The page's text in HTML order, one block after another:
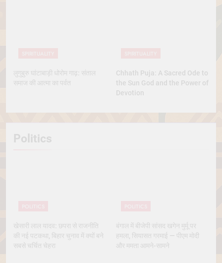
लुगुबुरु घांटाबाड़ी धोरोम गाढ़: संताल
समाज की आत्मा का पर्वत
Chhath Puja: A Sacred Ode to
the Sun God and the Power of
Devotion
Politics
खेसारी लाल यादव: छपरा से राजनीति
की नई पटकथा, बिहार चुनाव में क्यों बने
सबसे चर्चित चेहरा
बंगाल में बीजेपी सांसद खगेन मुर्मू पर
हमला, सियासत गरमाई — पीएम मोदी
और ममता आमने-सामने